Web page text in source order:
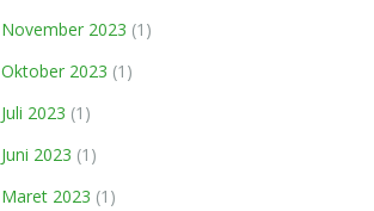
November 2023 (1)
Oktober 2023 (1)
Juli 2023 (1)
Juni 2023 (1)
Maret 2023 (1)